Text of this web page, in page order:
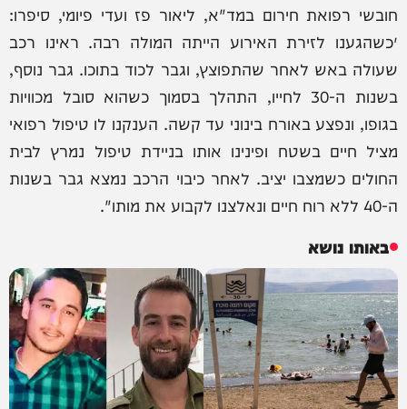
חובשי רפואת חירום במד"א, ליאור פז ועדי פיומי, סיפרו:
״כשהגענו לזירת האירוע הייתה המולה רבה. ראינו רכב
שעולה באש לאחר שהתפוצץ, וגבר לכוד בתוכו. גבר נוסף,
בשנות ה-30 לחייו, התהלך בסמוך כשהוא סובל מכוויות
בגופו, ונפצע באורח בינוני עד קשה. הענקנו לו טיפול רפואי
מציל חיים בשטח ופינינו אותו בניידת טיפול נמרץ לבית
החולים כשמצבו יציב. לאחר כיבוי הרכב נמצא גבר בשנות
ה-40 ללא רוח חיים ונאלצנו לקבוע את מותו".
באותו נושא